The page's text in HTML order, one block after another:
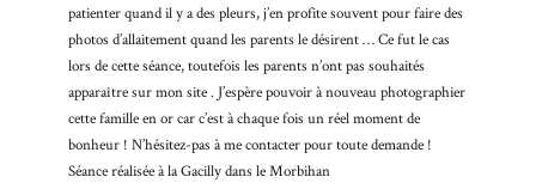
patienter quand il y a des pleurs, j’en profite souvent pour faire des
photos d’allaitement quand les parents le désirent … Ce fut le cas
lors de cette séance, toutefois les parents n’ont pas souhaités
apparaître sur mon site . J’espère pouvoir à nouveau photographier
cette famille en or car c’est à chaque fois un réel moment de
bonheur ! N’hésitez-pas à me contacter pour toute demande !
Séance réalisée à la Gacilly dans le Morbihan
malesuada
magna
mollis
euismod.